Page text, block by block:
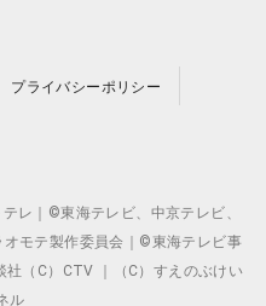
プライバシーポリシー
レ｜©東海テレビ、中京テレビ、
モテ製作委員会｜©東海テレビ事
（C）CTV ｜（C）すえのぶけい
ル